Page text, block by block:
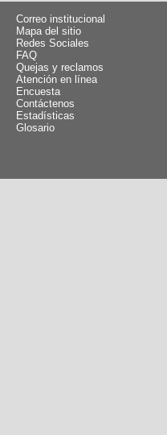
Correo institucional
Mapa del sitio
Redes Sociales
FAQ
Quejas y reclamos
Atención en línea
Encuesta
Contáctenos
Estadísticas
Glosario